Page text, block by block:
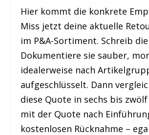
Hier kommt die konkrete
Miss jetzt deine aktuelle
im P&A-Sortiment. Schreib
Dokumentiere sie sauber,
idealerweise nach
aufgeschlüsselt. Dann
diese Quote in sechs bis
mit der Quote nach
kostenlosen Rücknahme –